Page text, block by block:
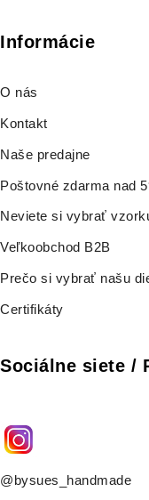
Informácie
O nás
Kontakt
Naše predajne
Poštovné zdarma nad
Neviete si vybrať
Veľkoobchod B2B
Prečo si vybrať našu
Certifikáty
Sociálne siete /
@bysues_handmade